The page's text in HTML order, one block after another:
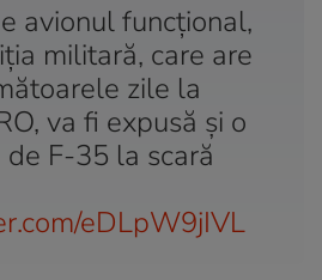
avionul funcțional,
militară, care are
zile la
va fi expusă și o
de F-35 la scară
eDLpW9jIVL